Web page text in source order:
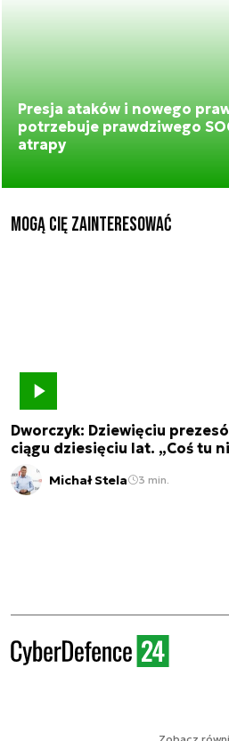
Presja ataków i nowego
potrzebuje prawdziwego
atrapy
Mogą Cię zainteresować
Dworczyk: Dziewięciu
ciągu dziesięciu lat. „Coś tu
Michał Stela 3 min.